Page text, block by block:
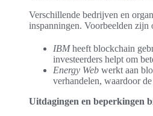
Verschillende bedrijven en
inspanningen. Voorbeelden zijn
IBMheeft blockchain
investeerders helpt om
Energy Web werkt aan
verhandelen, waardoor
Uitdagingen en beperkingen